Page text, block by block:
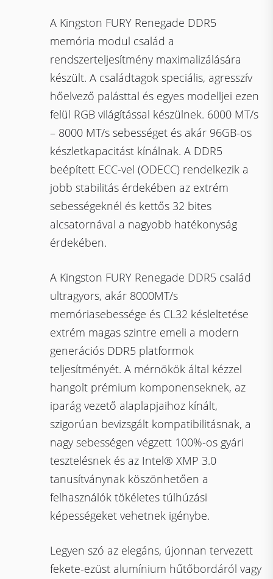
A Kingston FURY Renegade DDR5
memória modul család a
rendszerteljesítmény maximalizálására
készült. A családtagok speciális, agresszív
hőelvező palásttal és egyes modelljei ezen
felül RGB világítással készülnek. 6000 MT/s
– 8000 MT/s sebességet és akár 96GB-os
készletkapacitást kínálnak. A DDR5
beépített ECC-vel (ODECC) rendelkezik a
jobb stabilitás érdekében az extrém
sebességeknél és kettős 32 bites
alcsatornával a nagyobb hatékonyság
érdekében.
A Kingston FURY Renegade DDR5 család
ultragyors, akár 8000MT/s
memóriasebessége és CL32 késleltetése
extrém magas szintre emeli a modern
generációs DDR5 platformok
teljesítményét. A mérnökök által kézzel
hangolt prémium komponenseknek, az
iparág vezető alaplapjaihoz kínált,
szigorúan bevizsgált kompatibilitásnak, a
nagy sebességen végzett 100%-os gyári
tesztelésnek és az Intel® XMP 3.0
tanusítványnak köszönhetően a
felhasználók tökéletes túlhúzási
képességeket vehetnek igénybe.
Legyen szó az elegáns, újonnan tervezett
fekete-ezüst alumínium hűtőbordáról vagy